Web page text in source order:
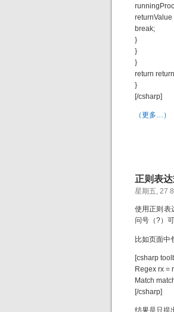
returnValue
break;
}
}
}
return
}
[/csharp]
（更多…）
正则表
星期五, 27
使用正则表
问号（?）
比如页面中
[csharp
Regex rx =
Match
[/csharp]
结果是只提